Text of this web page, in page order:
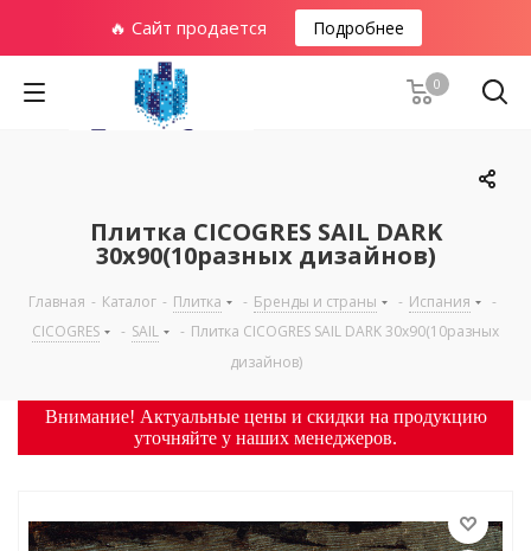
🔥 Сайт продается Подробнее
0
Плитка CICOGRES SAIL DARK
30х90(10разных дизайнов)
Главная - Каталог - Плитка - Бренды и страны - Испания
-
CICOGRES
- SAIL - Плитка CICOGRES SAIL DARK 30х90(10разных
дизайнов)
Внимание! Актуальные цены и скидки на продукцию
уточняйте у наших менеджеров.